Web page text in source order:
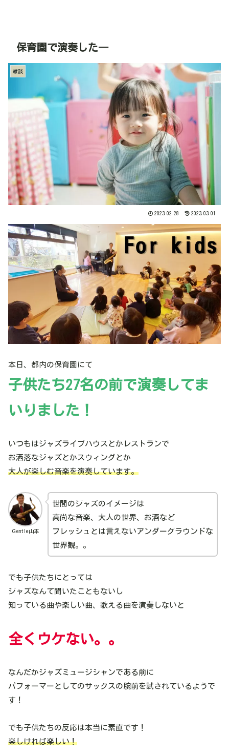
保育園で演奏した―
雑談
2023.02.28 2023.03.01
本日、都内の保育園にて
子供たち27名の前で演奏してま
いりました！
いつもはジャズライブハウスとかレストランで
お洒落なジャズとかスウィングとか
大人が楽しむ音楽を演奏しています。
Ｇentle山本
世間のジャズのイメージは
高尚な音楽、大人の世界、お酒など
フレッシュとは言えないアンダーグラウンドな
世界観。。
でも子供たちにとっては
ジャズなんて聞いたこともないし
知っている曲や楽しい曲、歌える曲を演奏しないと
全くウケない。。
なんだかジャズミュージシャンである前に
パフォーマーとしてのサックスの腕前を試されているようで
す！
でも子供たちの反応は本当に素直です！
楽しければ楽しい！